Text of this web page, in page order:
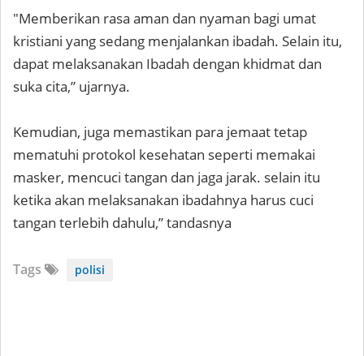
"Memberikan rasa aman dan nyaman bagi umat
kristiani yang sedang menjalankan ibadah. Selain itu,
dapat melaksanakan Ibadah dengan khidmat dan
suka cita,” ujarnya.
Kemudian, juga memastikan para jemaat tetap
mematuhi protokol kesehatan seperti memakai
masker, mencuci tangan dan jaga jarak. selain itu
ketika akan melaksanakan ibadahnya harus cuci
tangan terlebih dahulu,” tandasnya
Tags polisi